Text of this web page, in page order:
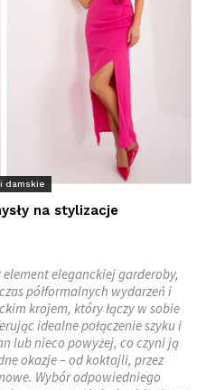
damskie
na stylizacje
eleganckiej garderoby,
półformalnych wydarzeń i
krojem, który łączy w sobie
idealne połączenie szyku i
lub nieco powyżej, co czyni ją
okazje – od koktajli, przez
Wybór odpowiedniego